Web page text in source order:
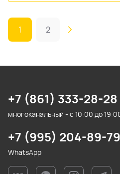
1 2
+7 (861) 333-28-28
многоканальный - с 10:00 до
+7 (995) 204-89-79
WhatsApp